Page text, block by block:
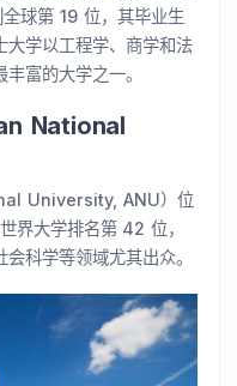
球第 19 位，其毕业生
大学以工程学、商学和法
富的大学之一。
National
University, ANU）位
界大学排名第 42 位，
科学等领域尤其出众。